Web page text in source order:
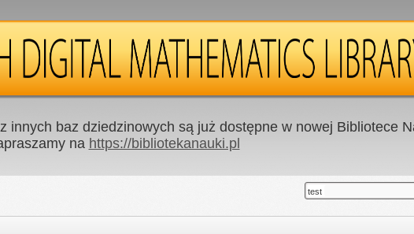
innych baz dziedzinowych są już dostępne w nowej Bibliotece
na https://bibliotekanauki.pl
test